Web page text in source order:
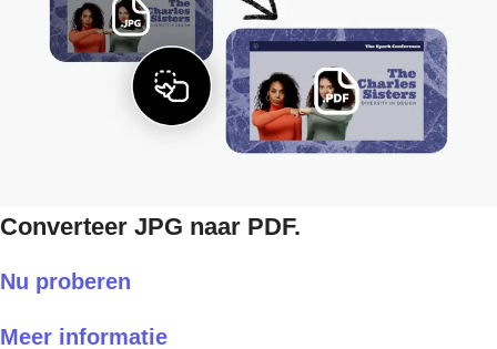
Converteer JPG naar PDF.
Nu proberen
Meer informatie